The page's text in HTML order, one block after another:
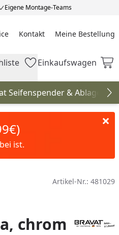
Eigene Montage-Teams
Kontakt Meine Bestellung
Meine Bestellung
Einkaufswagen
Einkaufswagen
Seifenspender & Ablagen
ist.
Artikel-Nr.: 481029
chrom